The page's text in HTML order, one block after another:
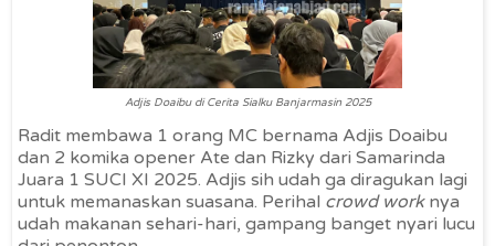
Adjis Doaibu di Cerita Sialku Banjarmasin 2025
Radit membawa 1 orang MC bernama Adjis Doaibu
dan 2 komika opener Ate dan Rizky dari Samarinda
Juara 1 SUCI XI 2025. Adjis sih udah ga diragukan lagi
untuk memanaskan suasana. Perihal crowd work nya
udah makanan sehari-hari, gampang banget nyari lucu